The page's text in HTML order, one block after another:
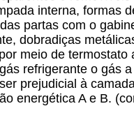
interna, formas
partas com o
dobradiças
meio de
refrigerante o gás
prejudicial à
energética A e B.